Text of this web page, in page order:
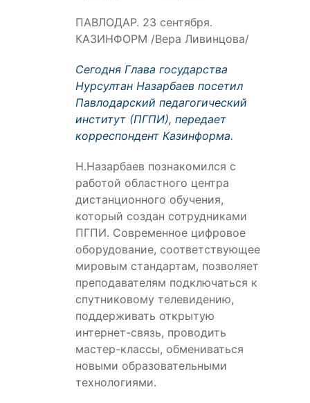
ПАВЛОДАР. 23 сентября.
КАЗИНФОРМ /Вера Ливинцова/
Сегодня Глава государства
Нурсултан Назарбаев посетил
Павлодарский педагогический
институт (ПГПИ), передает
корреспондент Казинформа.
Н.Назарбаев познакомился с
работой областного центра
дистанционного обучения,
который создан сотрудниками
ПГПИ. Современное цифровое
оборудование, соответствующее
мировым стандартам, позволяет
преподавателям подключаться к
спутниковому телевидению,
поддерживать открытую
интернет-связь, проводить
мастер-классы, обмениваться
новыми образовательными
технологиями.